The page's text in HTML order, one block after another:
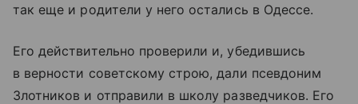
так еще и родители у него остались в Одессе.
Его действительно проверили и, убедившись
в верности советскому строю, дали псевдоним
Злотников и отправили в школу разведчиков. Его